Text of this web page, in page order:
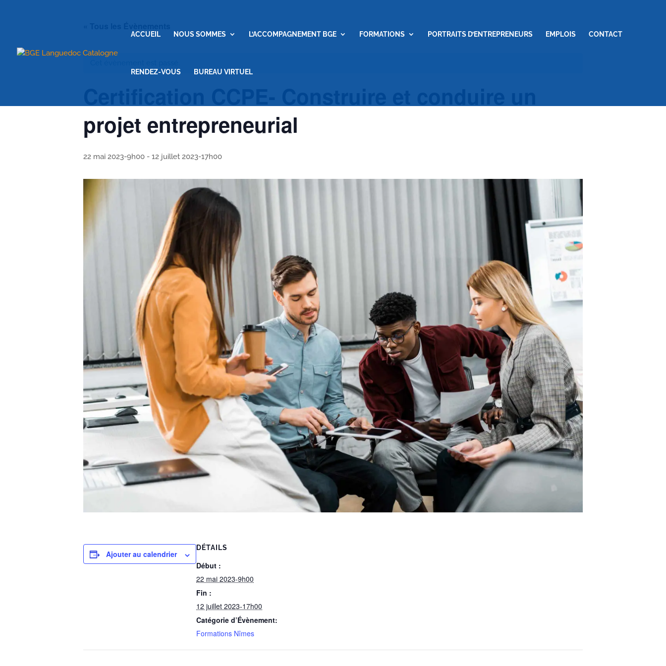
ACCUEIL NOUS SOMMES L’ACCOMPAGNEMENT BGE FORMATIONS PORTRAITS D’ENTREPRENEURS EMPLOIS CONTACT
RENDEZ-VOUS BUREAU VIRTUEL
projet entrepreneurial
22 mai 2023-9h00 - 12 juillet 2023-17h00
Ajouter au calendrier
DÉTAILS
Début :
22 mai 2023-9h00
Fin :
12 juillet 2023-17h00
Catégorie d’Évènement:
Formations Nîmes